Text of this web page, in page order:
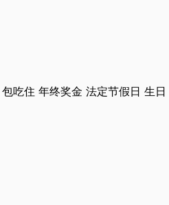
包吃住 年终奖金 法定节假日 生日